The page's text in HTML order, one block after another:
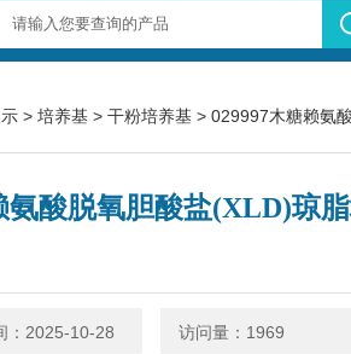
> 培养基 > 干粉培养基 > 029997木糖赖氨酸脱氧胆酸盐(XLD)琼脂培养基
氨酸脱氧胆酸盐(XLD)琼
：2025-10-28 访问量：1969